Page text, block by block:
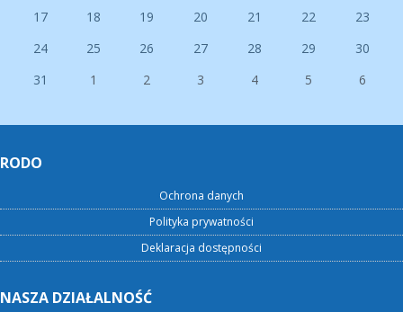
17
18 19 20 21 22
23
24
25 26 27 28 29
30
31
1 2 3 4 5 6
RODO
Ochrona danych
Polityka prywatności
Deklaracja dostępności
NASZA DZIAŁALNOŚĆ